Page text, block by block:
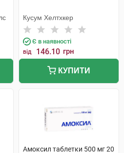
Кусум Хелтхкер
Є в наявності
від 146.10 грн
КУПИТИ
Амоксил таблетки 500 мг 20